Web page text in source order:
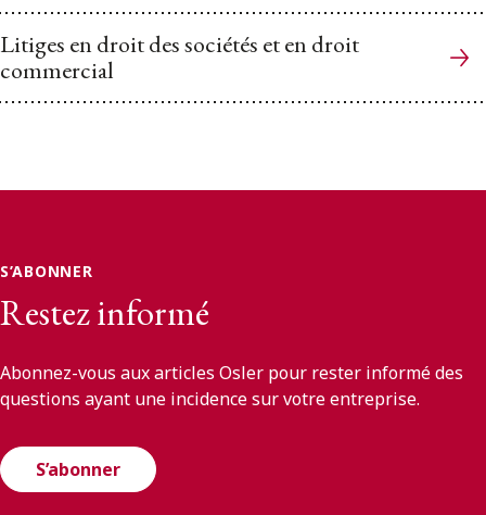
Litiges en droit des sociétés et en droit
commercial
S’ABONNER
Restez informé
Abonnez-vous aux articles Osler pour rester informé des
questions ayant une incidence sur votre entreprise.
S’abonner